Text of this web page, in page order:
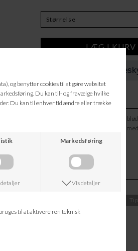
Tilføj til
Beskrivelse
Organic Sweat Atli er en sweatshirt lavet i en
oversized og trøjen kommer i to varianter. En
Informationer
Kan jeg kontakte jer?